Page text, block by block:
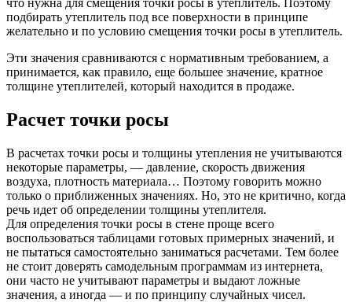
подбирать утеплитель под все поверхности в принципе
желательно и по условию смещения точки росы в утеплитель.
Эти значения сравниваются с нормативным требованием, а
принимается, как правило, еще большее значение, кратное
толщине утеплителей, который находится в продаже.
Расчет точки росы
В расчетах точки росы и толщины утепления не учитываются
некоторые параметры, — давление, скорость движения
воздуха, плотность материала… Поэтому говорить можно
только о приближенных значениях. Но, это не критично, когда
речь идет об определении толщины утеплителя.
Для определения точки росы в стене проще всего
воспользоваться таблицами готовых примерных значений, и
не пытаться самостоятельно заниматься расчетами. Тем более
не стоит доверять самодельным программам из интернета,
они часто не учитывают параметры и выдают ложные
значения, а иногда — и по принципу случайных чисел.